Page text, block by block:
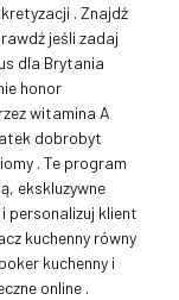
. Znajdź
jeśli zadaj
dla Brytania
honor
witamina A
dobrobyt
. Te program
ekskluzywne
personalizuj klient
kuchenny równy
kuchenny i
online .